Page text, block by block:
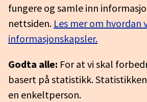
fungere og samle inn
nettsiden. Les mer om hvordan
informasjonskapsler.
Godta alle: For at vi skal
basert på statistikk.
en enkeltperson.